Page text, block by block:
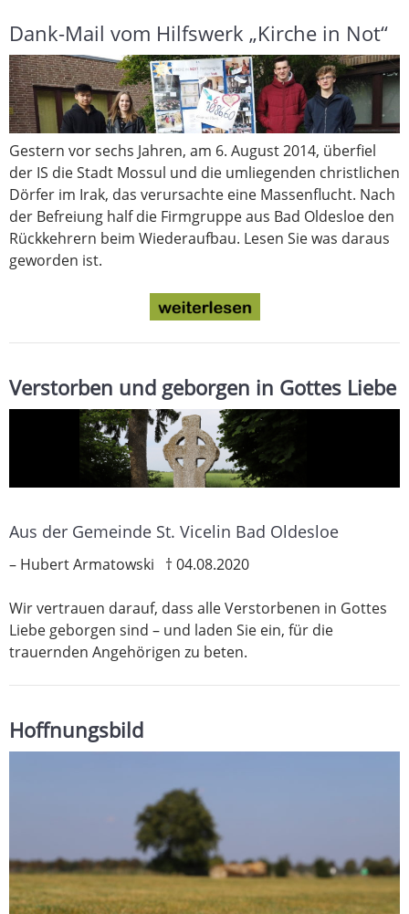
Dank-Mail vom Hilfswerk „Kirche in Not“
Gestern vor sechs Jahren, am 6. August 2014, überfiel
der IS die Stadt Mossul und die umliegenden christlichen
Dörfer im Irak, das verursachte eine Massenflucht. Nach
der Befreiung half die Firmgruppe aus Bad Oldesloe den
Rückkehrern beim Wiederaufbau. Lesen Sie was daraus
geworden ist.
Verstorben und geborgen in Gottes Liebe
Aus der Gemeinde St. Vicelin Bad Oldesloe
– Hubert Armatowski † 04.08.2020
Wir vertrauen darauf, dass alle Verstorbenen in Gottes
Liebe geborgen sind – und laden Sie ein, für die
trauernden Angehörigen zu beten.
Hoffnungsbild